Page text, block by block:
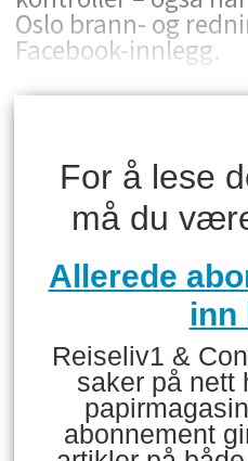
Oslo brann- og
Facebook-innlegg.
For å lese
må du
Allerede
inn
Reiseliv1 &
saker på nett
abonnement